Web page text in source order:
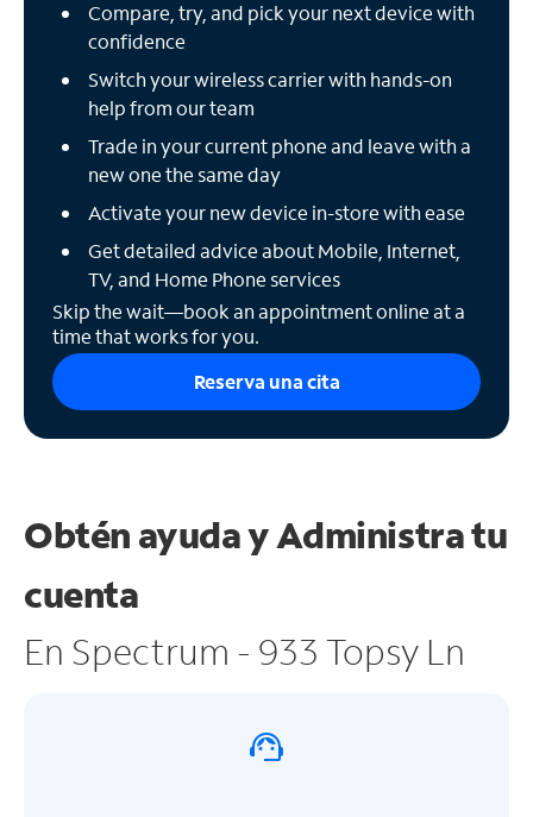
Compare, try, and pick your next device with
confidence
Switch your wireless carrier with hands-on
help from our team
Trade in your current phone and leave with a
new one the same day
Activate your new device in-store with ease
Get detailed advice about Mobile, Internet,
TV, and Home Phone services
Skip the wait—book an appointment online at a
time that works for you.
Reserva una cita
Obtén ayuda yAdministra tu
cuenta
En Spectrum - 933 Topsy Ln